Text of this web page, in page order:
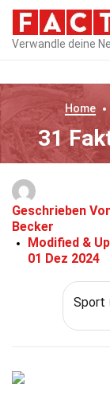
Verwandle deine
Home
31
Geschrieben
Becker
Modified &
01 Dez 2024
Sport